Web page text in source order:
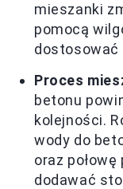
mieszanki
pomocą
dostosować
Proces
betonu
kolejności.
wody do
oraz
dodawać